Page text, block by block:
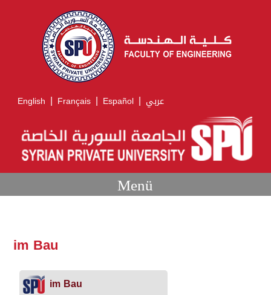
English | Français | Español | عربي
Menü
im Bau
im Bau